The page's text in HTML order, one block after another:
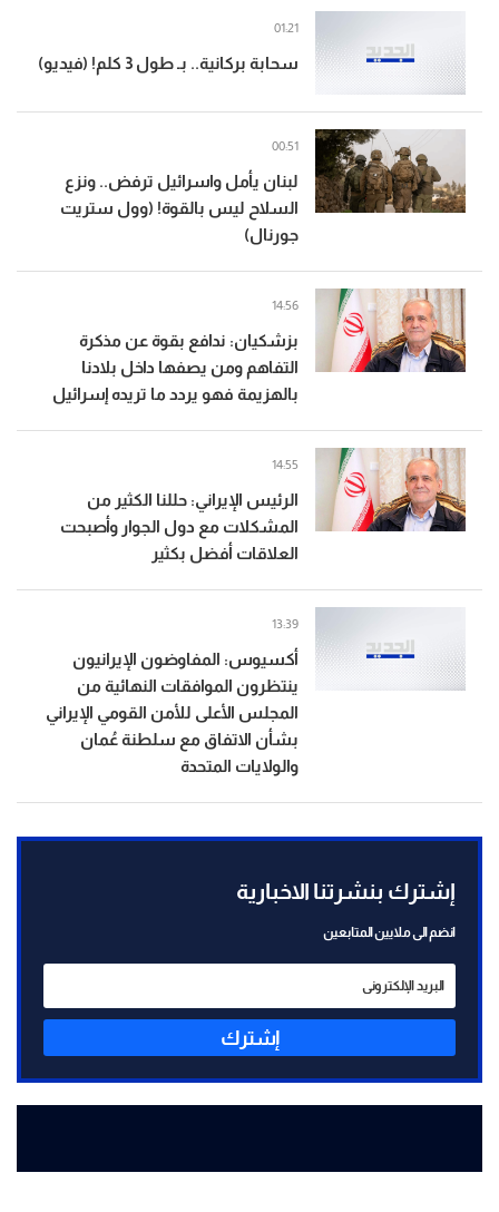
سحابة بركانية.. بـ طول 3 كلم! (فيديو)
01:21
لبنان يأمل واسرائيل ترفض.. ونزع
السلاح ليس بالقوة! (وول ستريت
جورنال)
00:51
بزشكيان: ندافع بقوة عن مذكرة
التفاهم ومن يصفها داخل بلادنا
بالهزيمة فهو يردد ما تريده إسرائيل
14:56
الرئيس الإيراني: حللنا الكثير من
المشكلات مع دول الجوار وأصبحت
العلاقات أفضل بكثير
14:55
أكسيوس: المفاوضون الإيرانيون
ينتظرون الموافقات النهائية من
المجلس الأعلى للأمن القومي الإيراني
بشأن الاتفاق مع سلطنة عُمان
والولايات المتحدة
13:39
إشترك بنشرتنا الاخبارية
انضم الى ملايين المتابعين
إشترك